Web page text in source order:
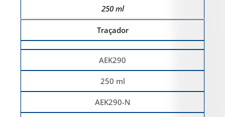
250 ml
Traçador
AEK290
250 ml
AEK290-N